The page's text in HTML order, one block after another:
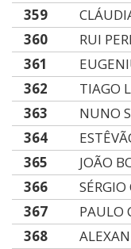
359
360
RUI
361
362
TIAGO
363
NUNO
364
365
JOÃO
366
SÉRGIO
367
PAULO
368